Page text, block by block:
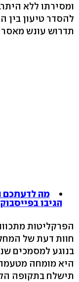
ומסירתו ללא
להסדר טיעון בין
תדרוש עונש
מה לדעתכם
הגיבו בפייסבוק
הפרקליטות
חוות דעת של
בנוגע למסמכים
היא מומחה
תישלח בתקופה